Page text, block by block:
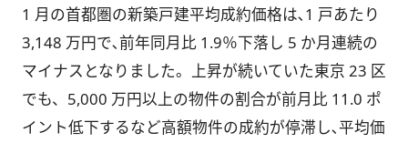
1 月の首都圏の新築戸建平均成約価格は､1 戸あたり
3,148 万円で､前年同月比 1.9％下落し 5 か月連続の
マイナスとなりました。上昇が続いていた東京 23 区
でも、5,000 万円以上の物件の割合が前月比 11.0 ポ
イント低下するなど高額物件の成約が停滞し､平均価